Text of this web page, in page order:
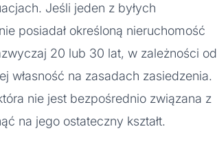
Jeśli jeden z byłych
posiadał określoną nieruchomość
20 lub 30 lat, w zależności od
własność na zasadach zasiedzenia.
nie jest bezpośrednio związana z
na jego ostateczny kształt.